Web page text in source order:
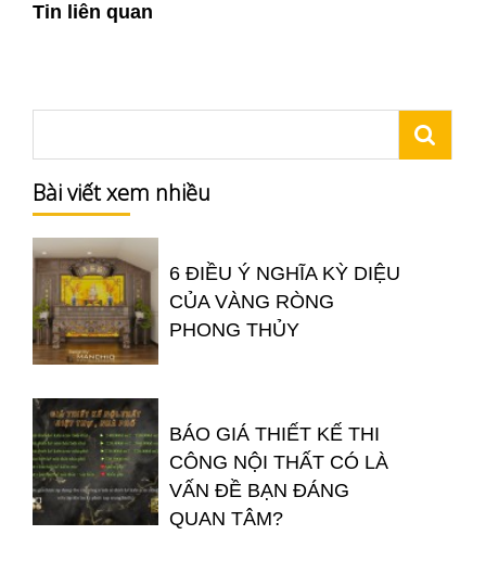
Tin liên quan
Bài viết xem nhiều
6 ĐIỀU Ý NGHĨA KỲ DIỆU
CỦA VÀNG RÒNG
PHONG THỦY
BÁO GIÁ THIẾT KẾ THI
CÔNG NỘI THẤT CÓ LÀ
VẤN ĐỀ BẠN ĐÁNG
QUAN TÂM?